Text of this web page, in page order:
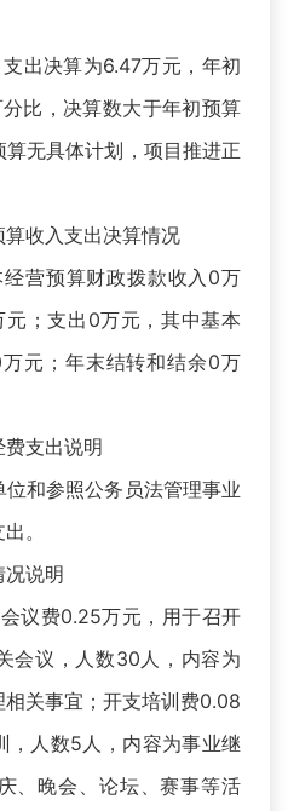
决算为6.47万元，年初
比，决算数大于年初预算
无具体计划，项目推进正
收入支出决算情况
预算财政拨款收入0万
；支出0万元，其中基本
元；年末结转和结余0万
支出说明
和参照公务员法管理事业
。
说明
费0.25万元，用于召开
会议，人数30人，内容为
关事宜；开支培训费0.08
，人数5人，内容为事业继
、晚会、论坛、赛事等活